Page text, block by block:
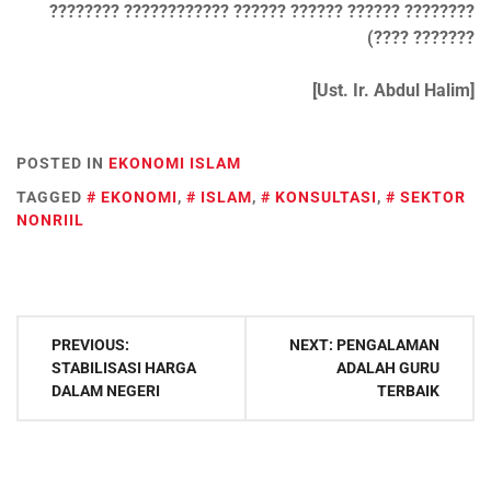
???????? ???????????? ?????? ?????? ?????? ????????
(???? ???????
[Ust. Ir. Abdul Halim]
POSTED IN EKONOMI ISLAM
TAGGED
EKONOMI, ISLAM, KONSULTASI,
SEKTOR
NONRIIL
navigation
PREVIOUS:
STABILISASI HARGA
DALAM NEGERI
NEXT: PENGALAMAN
ADALAH GURU
TERBAIK